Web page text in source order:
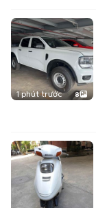
1 phút trước 8